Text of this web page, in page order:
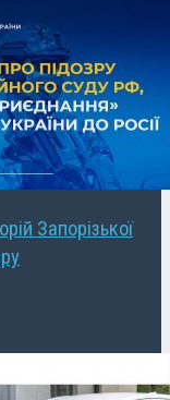
Запорізької